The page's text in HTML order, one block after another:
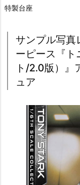
特製台座
サンプル写真
ーピース『ト
ト/2.0版）』
ュア